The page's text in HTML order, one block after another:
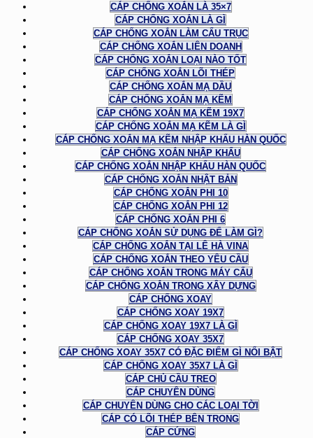
CÁP CHỐNG XOẮN LÀ 35×7
CÁP CHỐNG XOẮN LÀ GÌ
CÁP CHỐNG XOẮN LÀM CẨU TRỤC
CÁP CHỐNG XOẮN LIÊN DOANH
CÁP CHỐNG XOẮN LOẠI NÀO TỐT
CÁP CHỐNG XOẮN LÕI THÉP
CÁP CHỐNG XOẮN MẠ DẦU
CÁP CHỐNG XOẮN MẠ KẼM
CÁP CHỐNG XOẮN MẠ KẼM 19X7
CÁP CHỐNG XOẮN MẠ KẼM LÀ GÌ
CÁP CHỐNG XOẮN MẠ KẼM NHẬP KHẨU HÀN QUỐC
CÁP CHỐNG XOẮN NHẬP KHẨU
CÁP CHỐNG XOẮN NHẬP KHẨU HÀN QUỐC
CÁP CHỐNG XOẮN NHẬT BẢN
CÁP CHỐNG XOẮN PHI 10
CÁP CHỐNG XOẮN PHI 12
CÁP CHỐNG XOẮN PHI 6
CÁP CHỐNG XOẮN SỬ DỤNG ĐỂ LÀM GÌ?
CÁP CHỐNG XOẮN TẠI LÊ HÀ VINA
CÁP CHỐNG XOẮN THEO YÊU CẦU
CÁP CHỐNG XOẮN TRONG MÁY CẨU
CÁP CHỐNG XOẮN TRONG XÂY DỰNG
CÁP CHỐNG XOAY
CÁP CHỐNG XOAY 19X7
CÁP CHỐNG XOAY 19X7 LÀ GÌ
CÁP CHỐNG XOAY 35X7
CÁP CHỐNG XOAY 35X7 CÓ ĐẶC ĐIỂM GÌ NỔI BẬT
CÁP CHỐNG XOAY 35X7 LÀ GÌ
CÁP CHỦ CẦU TREO
CÁP CHUYÊN DÙNG
CÁP CHUYÊN DÙNG CHO CÁC LOẠI TỜI
CÁP CÓ LÕI THÉP BÊN TRONG
CÁP CỨNG